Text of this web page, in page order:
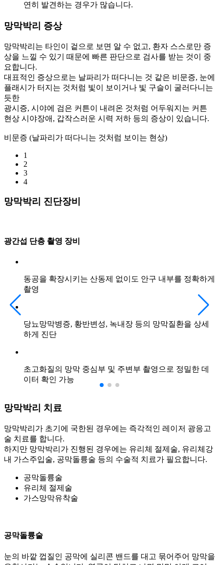
연히 발견하는 경우가 많습니다.
망막박리 증상
망막박리는 타인이 겉으로 보면 알 수 없고, 환자 스스로만 증
상을 느낄 수 있기 때문에 빠른 판단으로 검사를 받는 것이 중
요합니다.
대표적인 증상으로는 날파리가 떠다니는 것 같은 비문증, 눈에
플래시가 터지는 것처럼 빛이 보이거나 빛 구슬이 굴러다니는
듯한
광시증, 시야에 검은 커튼이 내려온 것처럼 어두워지는 커튼
현상 시야장애, 갑작스러운 시력 저하 등의 증상이 있습니다.
비문증 (날파리가 떠다니는 것처럼 보이는 현상)
1
2
3
4
망막박리 진단장비
광간섭 단층 촬영 장비
동공을 확장시키는 산동제 없이도 안구 내부를 정확하게
촬영
당뇨망막병증, 황반변성, 녹내장 등의 망막질환을 상세
하게 진단
초고화질의 망막 중심부 및 주변부 촬영으로 정밀한 데
이터 확인 가능
망막박리 치료
망막박리가 초기에 국한된 경우에는 즉각적인 레이저 광응고
술 치료를 합니다.
하지만 망막박리가 진행된 경우에는 유리체 절제술, 유리체강
내 가스주입술, 공막돌륭술 등의 수술적 치료가 필요합니다.
공막돌륭술
유리체 절제술
가스망막유착술
공막돌륭술
눈의 바깥 껍질인 공막에 실리콘 밴드를 대고 묶어주어 망막을